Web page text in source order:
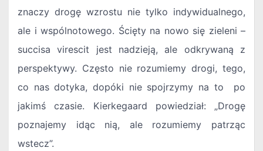
znaczy drogę wzrostu nie tylko indywidualnego,
ale i wspólnotowego. Ścięty na nowo się zieleni –
succisa virescit jest nadzieją, ale odkrywaną z
perspektywy. Często nie rozumiemy drogi, tego,
co nas dotyka, dopóki nie spojrzymy na to po
jakimś czasie. Kierkegaard powiedział: „Drogę
poznajemy idąc nią, ale rozumiemy patrząc
wstecz”.